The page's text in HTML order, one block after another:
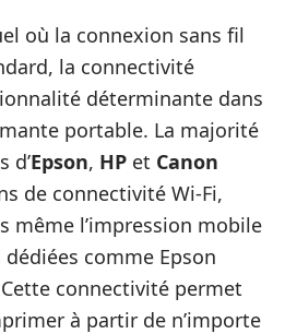
où la connexion sans fil
la connectivité
déterminante dans
portable. La majorité
d’Epson, HP et Canon
de connectivité Wi-Fi,
même l’impression mobile
comme Epson
connectivité permet
à partir de n’importe